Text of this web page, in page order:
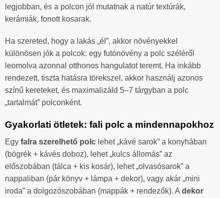
legjobban, és a polcon jól mutatnak a natúr textúrák,
kerámiák, fonott kosarak.
Ha szereted, hogy a lakás „él”, akkor növényekkel
különösen jók a polcok: egy futónövény a polc széléről
leomolva azonnal otthonos hangulatot teremt. Ha inkább
rendezett, tiszta hatásra törekszel, akkor használj azonos
színű kereteket, és maximalizáld 5–7 tárgyban a polc
„tartalmát” polconként.
Gyakorlati ötletek: fali polc a mindennapokhoz
Egy falra szerelhető polc lehet „kávé sarok” a konyhában
(bögrék + kávés doboz), lehet „kulcs állomás” az
előszobában (tálca + kis kosár), lehet „olvasósarok” a
nappaliban (pár könyv + lámpa + dekor), vagy akár „mini
iroda” a dolgozószobában (mappák + rendezők). A dekor